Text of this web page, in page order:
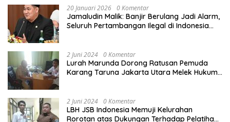
20 Januari 2026 0 Komentar
Jamaludin Malik: Banjir Berulang Jadi Alarm,
Seluruh Pertambangan Ilegal di Indonesia
2 Juni 2024 0 Komentar
Lurah Marunda Dorong Ratusan Pemuda
Karang Taruna Jakarta Utara Melek Hukum
2 Juni 2024 0 Komentar
LBH JSB Indonesia Memuji Kelurahan
Rorotan atas Dukungan Terhadap Pelatihan